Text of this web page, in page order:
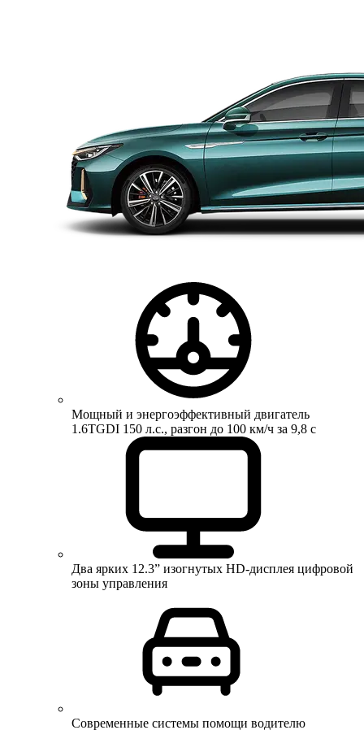
Мощный и энергоэффективный двигатель
1.6TGDI 150 л.с., разгон до 100 км/ч за 9,8 с
Два ярких 12.3” изогнутых HD-дисплея цифровой
зоны управления
Современные системы помощи водителю